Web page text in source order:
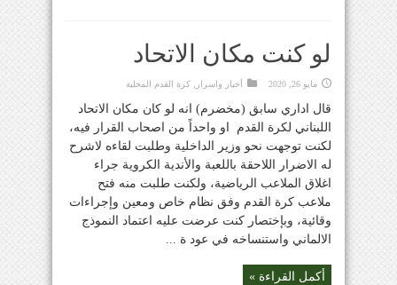
لو كنت مكان الاتحاد
مايو 26, 2020 أخبار واسرار كرة القدم المحلية
قال اداري سابق (مخضرم) انه لو كان مكان الاتحاد
اللبناني لكرة القدم او واحداً من اصحاب القرار فيه،
لكنت توجهت نحو وزير الداخلية وطلبت لقاءه لاشرح
له الاضرار اللاحقة باللعبة والأندية الكروية جراء
اغلاق الملاعب الرياضية، ولكنت طلبت منه فتح
ملاعب كرة القدم وفق نظام خاص ومعين وإجراءات
وقائية، وبإختصار كنت عرضت عليه اعتماد النموذج
الالماني واستنساخه في عود ة ...
أكمل القراءة »